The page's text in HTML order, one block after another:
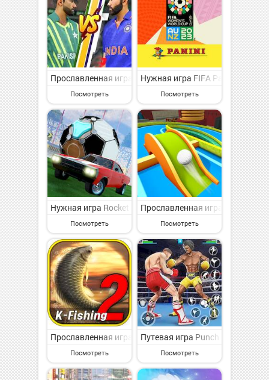
Прославленная игра Cricket World League 2023 на
Посмотреть
Нужная игра FIFA Panini
Посмотреть
Нужная игра Rocket Soccer Derby на Андроид -
Посмотреть
Прославленная игра Mini Golf
Посмотреть
Прославленная игра KFishing2 на Андроид -
Посмотреть
Путевая игра Punch Boxing
Посмотреть